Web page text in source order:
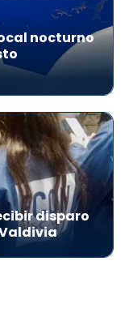
nocturno
disparo